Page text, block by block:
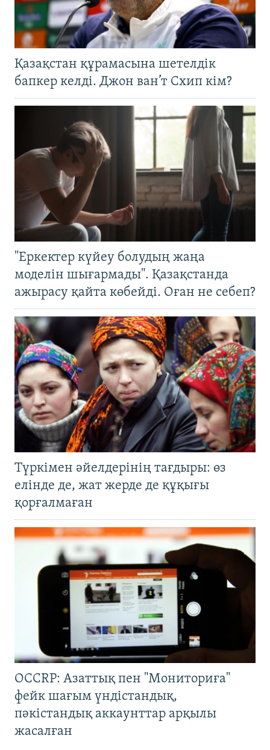
Қазақстан құрамасына шетелдік
бапкер келді. Джон ван’т Схип кім?
"Еркектер күйеу болудың жаңа
моделін шығармады". Қазақстанда
ажырасу қайта көбейді. Оған не себеп?
Түркімен әйелдерінің тағдыры: өз
елінде де, жат жерде де құқығы
қорғалмаған
OCCRP: Азаттық пен "Мониториға"
фейк шағым үндістандық,
пәкістандық аккаунттар арқылы
жасалған